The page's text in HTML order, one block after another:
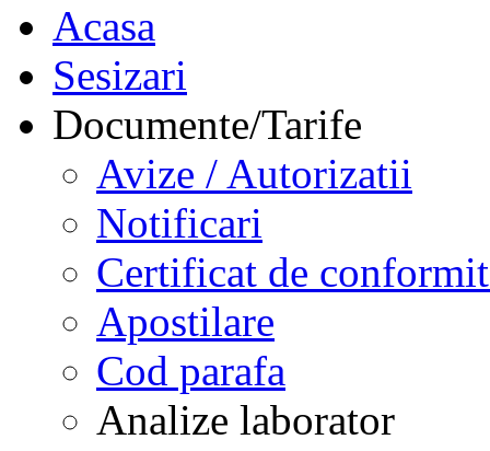
Acasa
Sesizari
Documente/Tarife
Avize / Autorizatii
Notificari
Certificat de
Apostilare
Cod parafa
Analize laborator